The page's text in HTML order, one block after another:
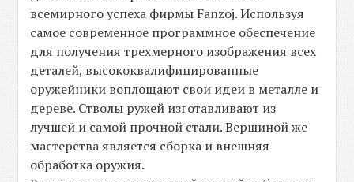
всемирного успеха фирмы Fanzoj. Используя
самое современное программное обеспечение
для получения трехмерного изображения всех
деталей, высококвалифицированные
оружейники воплощают свои идеи в металле и
дереве. Стволы ружей изготавливают из
лучшей и самой прочной стали. Вершиной же
мастерства является сборка и внешняя
обработка оружия.